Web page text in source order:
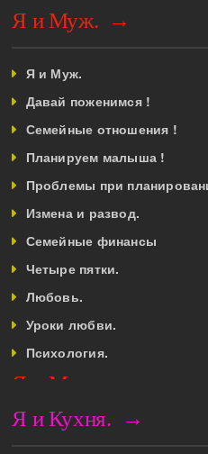
Ребенок до года.
Ребёнок от 1 года до 3 лет.
Ребёнок от 3 до 7 лет.
Дети старше 7 лет
Подростковый возраст
Школа.
Советы родителям.
Усыновление
Я и Дом.
Интерьер.
Ремонт.
Полезные советы.
Ландшафтный дизайн.
Бытовая техника.
Домашнее хозяйство.
Я и Здоровье.
Я и Муж. →
Я и Муж.
Давай поженимся !
Семейные отношения !
Планируем малыша !
Проблемы при
Измена и развод.
Семейные финансы
Четыре пятки.
Любовь.
Уроки любви.
Психология.
Я и Мода.
Я и Мода.
Я и Кухня. →